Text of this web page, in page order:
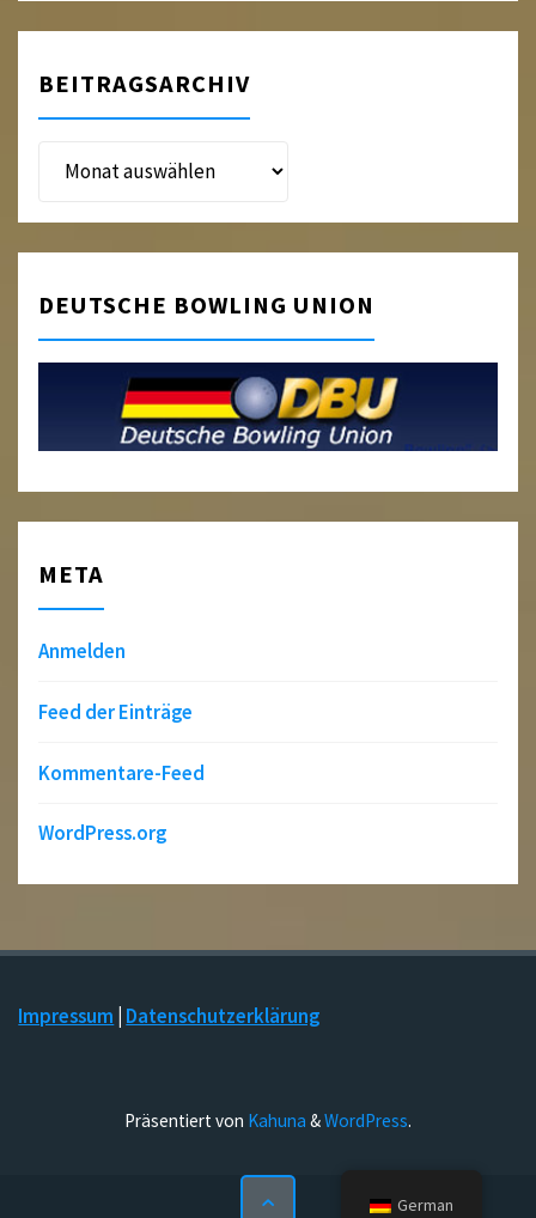
BEITRAGSARCHIV
Beitragsarchiv
DEUTSCHE BOWLING UNION
META
Anmelden
Feed der Einträge
Kommentare-Feed
WordPress.org
Impressum Datenschutzerklärung
Präsentiert von Kahuna &WordPress.
German